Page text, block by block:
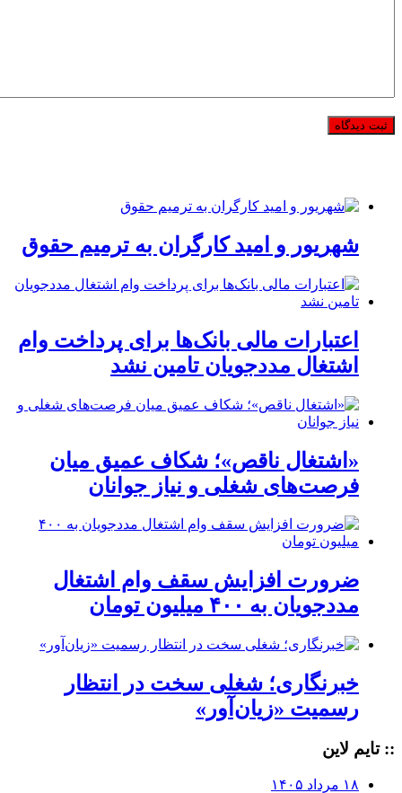
شهریور و امید کارگران به ترمیم حقوق
اعتبارات مالی بانک‌ها برای پرداخت وام
اشتغال مددجویان تامین نشد
«اشتغال ناقص»؛ شکاف عمیق میان
فرصت‌های شغلی و نیاز جوانان
ضرورت افزایش سقف وام اشتغال
مددجویان به ۴۰۰ میلیون تومان
خبرنگاری؛ شغلی سخت در انتظار
رسمیت «زیان‌آور»
:: تایم لاین
۱۸ مرداد ۱۴۰۵